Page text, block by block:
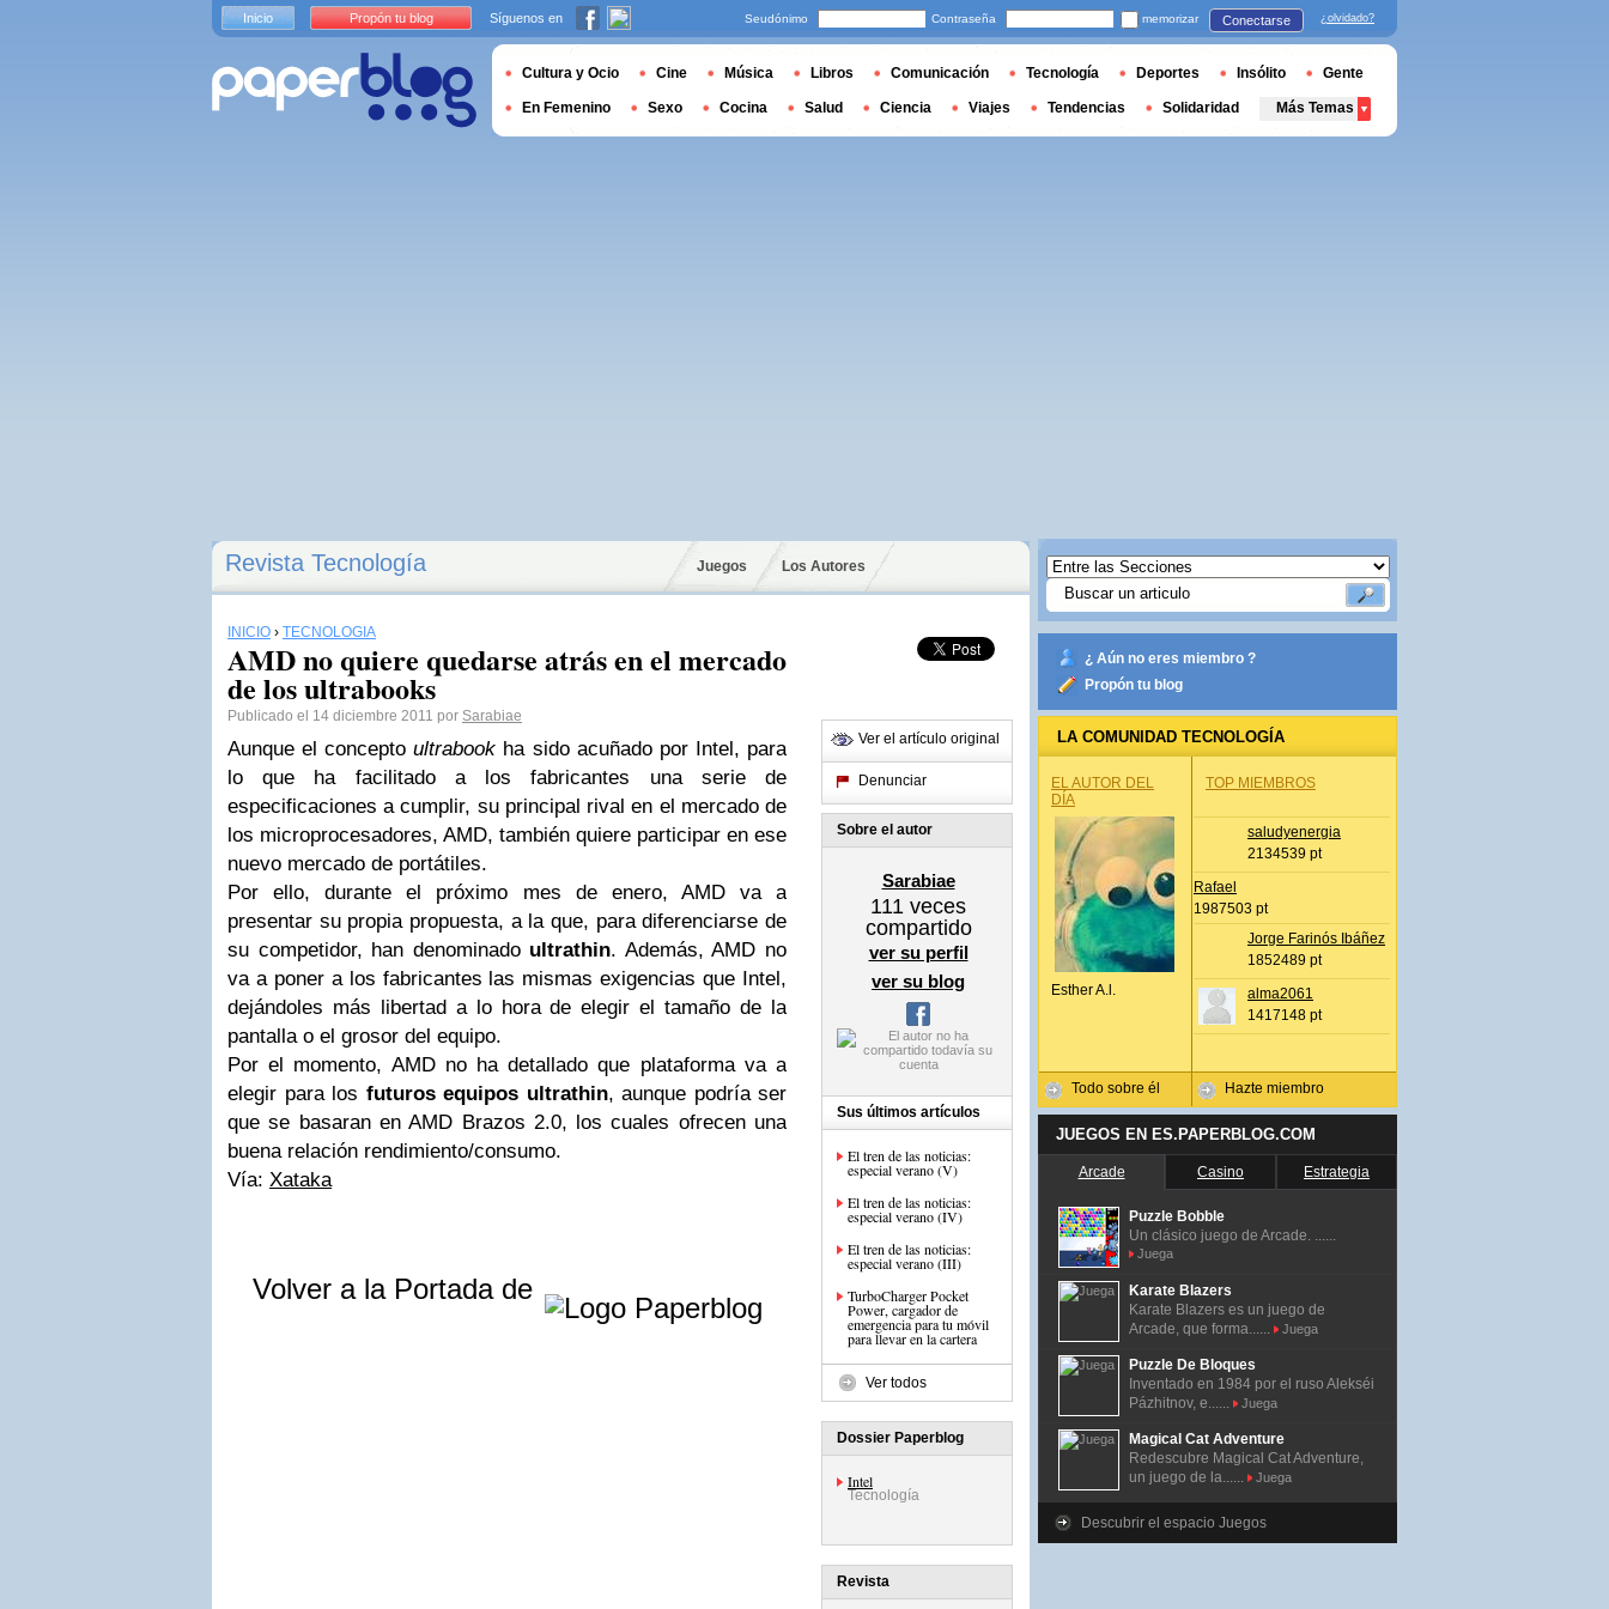
Revista Tecnología Juegos Los Autores
INICIO › TECNOLOGÍA
AMD no quiere quedarse atrás en el mercado
de los ultrabooks
Publicado el 14 diciembre 2011 por Sarabiae
Aunque el conceptoultrabook ha sido acuñado por Intel, para
lo que ha facilitado a los fabricantes una serie de
especificaciones a cumplir, su principal rival en el mercado de
los microprocesadores, AMD, también quiere participar en ese
nuevo mercado de portátiles.
Por ello, durante el próximo mes de enero, AMD va a
presentar su propia propuesta, a la que, para diferenciarse de
su competidor, han denominado ultrathin. Además, AMD no
va a poner a los fabricantes las mismas exigencias que Intel,
dejándoles más libertad a lo hora de elegir el tamaño de la
pantalla o el grosor del equipo.
Por el momento, AMD no ha detallado que plataforma va a
elegir para los futuros equipos ultrathin, aunque podría ser
que se basaran en AMD Brazos 2.0, los cuales ofrecen una
buena relación rendimiento/consumo.
Vía: Xataka
Volver a la Portada de
Ver el artículo original
Denunciar
Sobre el autor
Sarabiae
111 veces
compartido
ver su perfil
ver su blog
Sus últimos artículos
El tren de las noticias:
especial verano (V)
El tren de las noticias:
especial verano (IV)
El tren de las noticias:
especial verano (III)
TurboCharger Pocket
Power, cargador de
emergencia para tu móvil
para llevar en la cartera
Ver todos
Dossier Paperblog
Intel
Tecnología
Revista
¿ Aún no eres miembro ?
Propón tu blog
LA COMUNIDAD TECNOLOGÍA
EL AUTOR DEL
DÍA
Esther A.l.
Todo sobre él
TOP MIEMBROS
saludyenergia
2134539 pt
Rafael
1987503 pt
Jorge Farinós Ibáñez
1852489 pt
alma2061
1417148 pt
Hazte miembro
JUEGOS EN ES.PAPERBLOG.COM
Arcade Casino Estrategia
Puzzle Bobble
Un clásico juego de Arcade. ......
Juega
Karate Blazers
Karate Blazers es un juego de
Arcade, que forma......
Juega
Puzzle De Bloques
Inventado en 1984 por el ruso Alekséi
Pázhitnov, e......
Juega
Magical Cat Adventure
Redescubre Magical Cat Adventure,
un juego de la......
Juega
Descubrir el espacio Juegos
Inicio Propón tu blog Síguenos en Seudónimo Contraseña memorizar Conectarse ¿olvidado?
Cultura y Ocio Cine Música Libros Comunicación Tecnología Deportes Insólito Gente
En Femenino Sexo Cocina Salud Ciencia Viajes Tendencias Solidaridad Más Temas